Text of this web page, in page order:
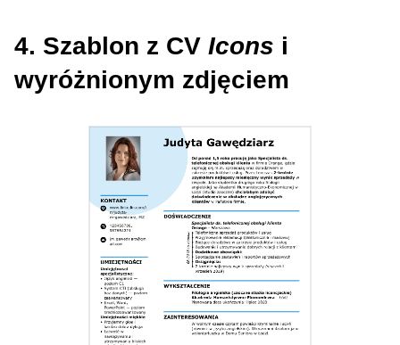
4. Szablon z CV Icons i
wyróżnionym zdjęciem